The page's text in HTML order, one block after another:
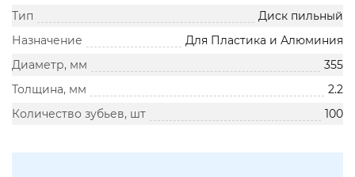
Тип
Диск пильный
Назначение
Для Пластика и Алюминия
Диаметр, мм
355
Толщина, мм
2.2
Количество зубьев, шт
100